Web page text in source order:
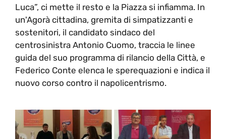
Luca”, ci mette il resto e la Piazza si infiamma. In
un'Agorà cittadina, gremita di simpatizzanti e
sostenitori, il candidato sindaco del
centrosinistra Antonio Cuomo, traccia le linee
guida del suo programma di rilancio della Città, e
Federico Conte elenca le sperequazioni e indica il
nuovo corso contro il napolicentrismo.